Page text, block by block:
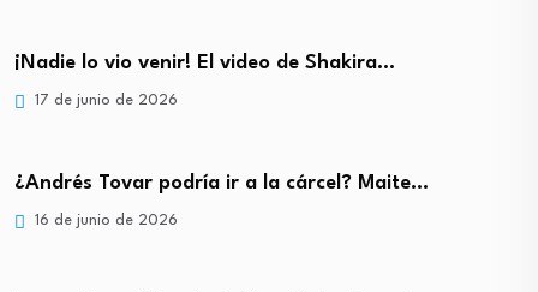
¡Nadie lo vio venir! El video de Shakira…
17 de junio de 2026
¿Andrés Tovar podría ir a la cárcel? Maite…
16 de junio de 2026